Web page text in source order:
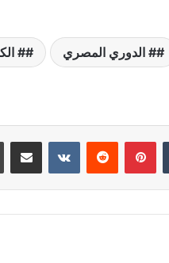
# الدوري المصري #
بينتيريست مشاركة